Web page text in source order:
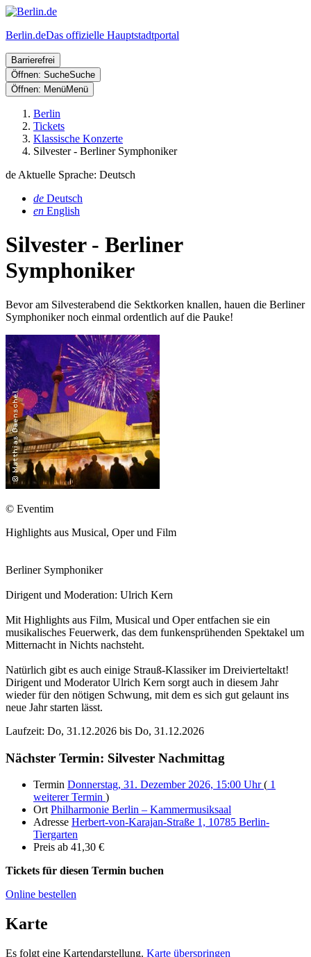
Berlin.deDas offizielle Hauptstadtportal
Barrierefrei
Öffnen: SucheSuche
Öffnen: MenüMenü
Berlin
Tickets
Klassische Konzerte
Silvester - Berliner Symphoniker
de Aktuelle Sprache: Deutsch
de Deutsch
en English
Silvester - Berliner
Symphoniker
Bevor am Silvesterabend die Sektkorken knallen, hauen die Berliner
Symphoniker noch einmal ordentlich auf die Pauke!
© Eventim
Highlights aus Musical, Oper und Film
Berliner Symphoniker
Dirigent und Moderation: Ulrich Kern
Mit Highlights aus Film, Musical und Oper entfachen sie ein
musikalisches Feuerwerk, das dem funkensprühenden Spektakel um
Mitternacht in Nichts nachsteht.
Natürlich gibt es auch einige Strauß-Klassiker im Dreivierteltakt!
Dirigent und Moderator Ulrich Kern sorgt auch in diesem Jahr
wieder für den nötigen Schwung, mit dem es sich gut gelaunt ins
neue Jahr starten lässt.
Laufzeit: Do, 31.12.2026 bis Do, 31.12.2026
Nächster Termin: Silvester Nachmittag
Termin Donnerstag, 31. Dezember 2026, 15:00 Uhr( 1
weiterer Termin )
Ort Philharmonie Berlin – Kammermusiksaal
Adresse Herbert-von-Karajan-Straße 1, 10785 Berlin-
Tiergarten
Preis ab 41,30 €
Tickets für diesen Termin buchen
Online bestellen
Karte
Es folgt eine Kartendarstellung. Karte überspringen